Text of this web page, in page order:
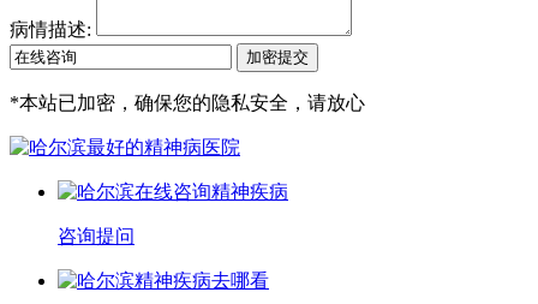
病情描述:
*本站已加密，确保您的隐私安全，请放心
咨询提问